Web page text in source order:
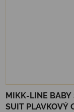
MIKK-LINE BABY
SUIT PLAVKOVÝ